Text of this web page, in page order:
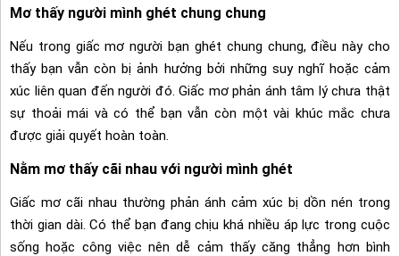
Mơ thấy người mình ghét chung chung
Nếu trong giấc mơ người bạn ghét chung chung, điều này cho
thấy bạn vẫn còn bị ảnh hưởng bởi những suy nghĩ hoặc cảm
xúc liên quan đến người đó. Giấc mơ phản ánh tâm lý chưa thật
sự thoải mái và có thể bạn vẫn còn một vài khúc mắc chưa
được giải quyết hoàn toàn.
Nằm mơ thấy cãi nhau với người mình ghét
Giấc mơ cãi nhau thường phản ánh cảm xúc bị dồn nén trong
thời gian dài. Có thể bạn đang chịu khá nhiều áp lực trong cuộc
sống hoặc công việc nên dễ cảm thấy căng thẳng hơn bình